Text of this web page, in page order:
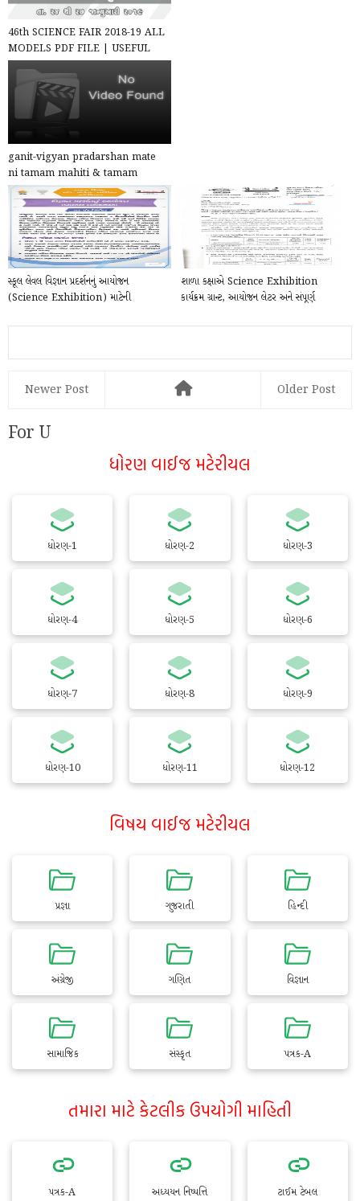
46th SCIENCE FAIR 2018-19 ALL
MODELS PDF FILE | USEFUL
FOR BEST PRACTICES
ganit-vigyan pradarshan mate
ni tamam mahiti & tamam
patrako (school-crc-brc mat...
સ્કૂલ લેવલ વિજ્ઞાન પ્રદર્શનનું આયોજન
(Science Exhibition) માટેની
શાળા કક્ષાએ Science Exhibition
કાર્યક્રમ ગ્રાન્ટ, આયોજન લેટર અને સંપૂર્ણ
Newer Post Older Post
For U
ધોરણ વાઈજ મટેરીયલ
ધોરણ-1 ધોરણ-2 ધોરણ-3
ધોરણ-4 ધોરણ-5 ધોરણ-6
ધોરણ-7 ધોરણ-8 ધોરણ-9
ધોરણ-10 ધોરણ-11 ધોરણ-12
વિષય વાઈજ મટેરીયલ
પ્રજ્ઞા ગુજરાતી હિન્દી
અંગ્રેજી ગણિત વિજ્ઞાન
સામાજિક સંસ્કૃત પત્રક-A
તમારા માટે કેટલીક ઉપયોગી માહિતી
પત્રક-A અધ્યયન નિષ્પત્તિ ટાઈમ ટેબલ